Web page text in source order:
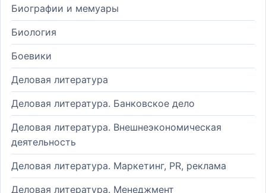
Биографии и мемуары
Биология
Боевики
Деловая литература
Деловая литература. Банковское дело
Деловая литература. Внешнеэкономическая
деятельность
Деловая литература. Маркетинг, PR, реклама
Деловая литература. Менеджмент